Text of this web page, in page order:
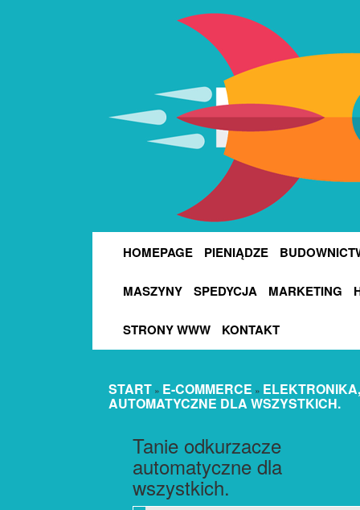
HOMEPAGE PIENIĄDZE
MASZYNY SPEDYCJA MARKETING
STRONY WWW KONTAKT
START » E-COMMERCE »
AUTOMATYCZNE DLA WSZYSTKICH.
Tanie odkurzacze
automatyczne dla
wszystkich.